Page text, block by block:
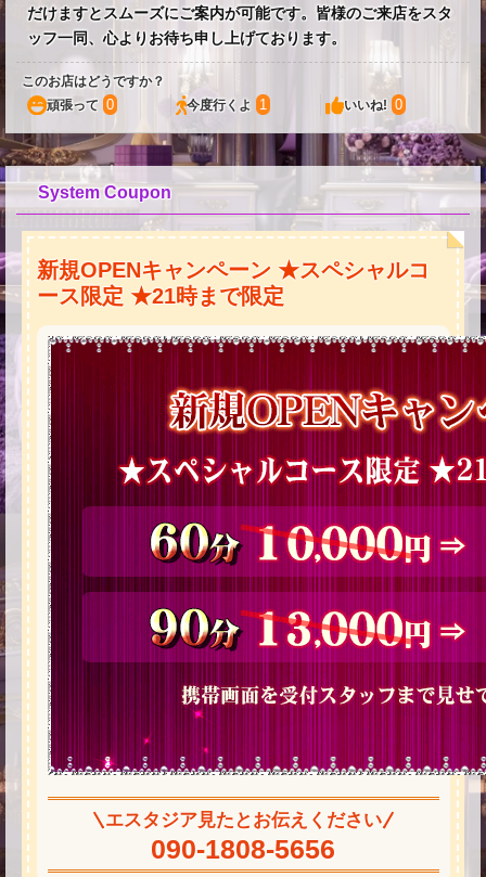
だけますとスムーズにご案内が可能です。皆様のご来店をスタ
ッフ一同、心よりお待ち申し上げております。
このお店はどうですか？
頑張って 0 今度行くよ 1 いいね! 0
System Coupon
新規OPENキャンペーン ★スペシャルコ
ース限定 ★21時まで限定
エスタジア見たとお伝えください
090-1808-5656